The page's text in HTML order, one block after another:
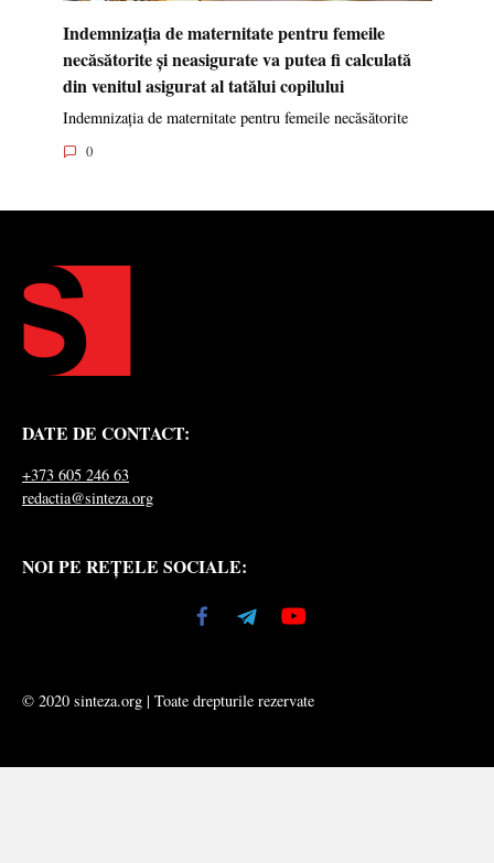
Indemnizația de maternitate pentru femeile
necăsătorite și neasigurate va putea fi calculată
din venitul asigurat al tatălui copilului
Indemnizația de maternitate pentru femeile necăsătorite
0
DATE DE CONTACT:
+373 605 246 63
redactia@sinteza.org
NOI PE REȚELE SOCIALE:
© 2020 sinteza.org | Toate drepturile rezervate